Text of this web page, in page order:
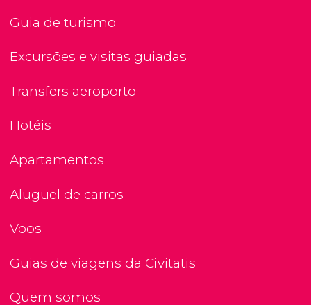
Guia de turismo
Excursões e visitas guiadas
Transfers aeroporto
Hotéis
Apartamentos
Aluguel de carros
Voos
Guias de viagens da Civitatis
Quem somos